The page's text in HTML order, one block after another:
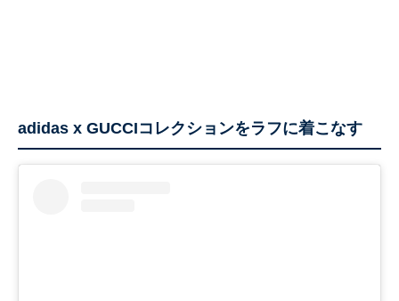
adidas x GUCCIコレクションをラフに着こなす